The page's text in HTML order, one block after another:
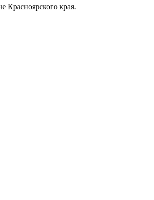
Красноярского края.